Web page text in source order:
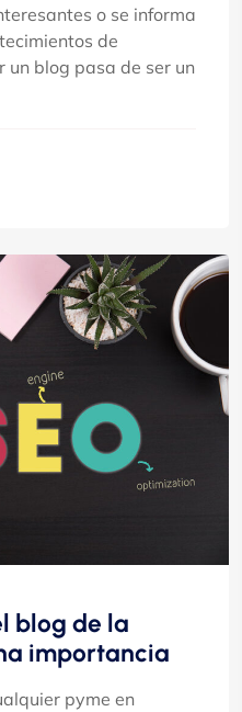
o se informa
de
blog pasa de ser un
blog de la
importancia
pyme en